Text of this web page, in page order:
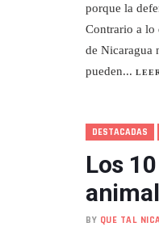
porque la
Contrario a lo
de Nicaragua
pueden...
DESTACADAS
Los
BY QUE TAL